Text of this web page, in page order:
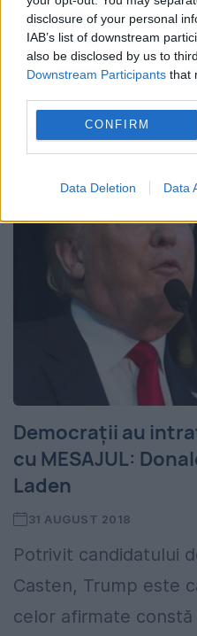
disclosure of your personal
IAB’s list of downstream
also be disclosed by us to
Downstream Participants that
CONFIRM
Data Deletion Data
Satanismul își face
prezența în locurile
„libertății religioase
an, în luna
Springfield, capitala
Democraţii au
cu MESAJUL:
Laden
31 AUGUST 2018
Potrivit candidatului
Casten, Trump este
celor afirmate